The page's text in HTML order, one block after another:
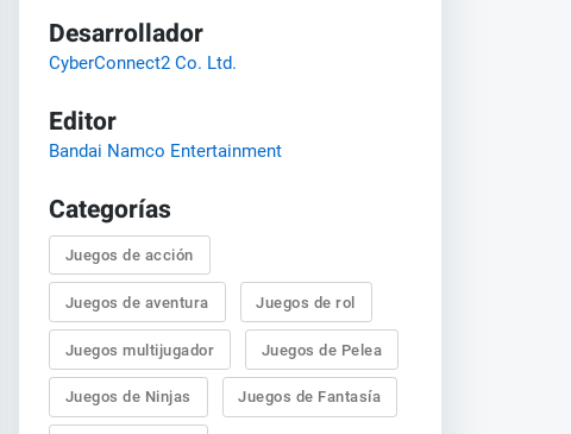
Desarrollador
CyberConnect2 Co. Ltd.
Editor
Bandai Namco Entertainment
Categorías
Juegos de acción
Juegos de aventura Juegos de rol
Juegos multijugador Juegos de Pelea
Juegos de Ninjas Juegos de Fantasía